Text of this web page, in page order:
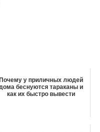
Почему у приличных людей
беснуются тараканы и
как их быстро вывести